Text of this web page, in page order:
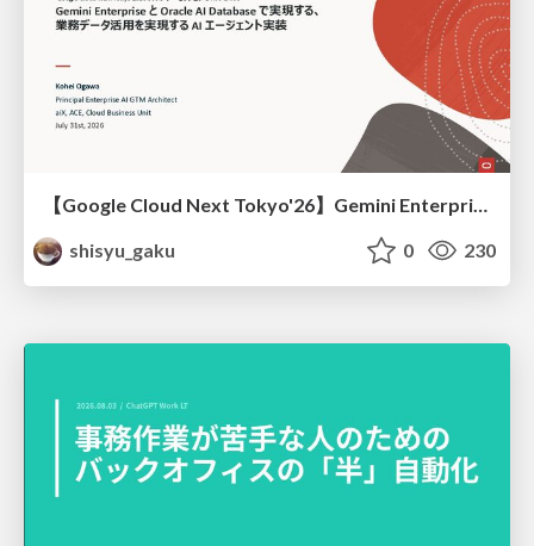
【Google Cloud Next Tokyo'26】Gemini Enterprise と Oracle AI Database で実現する、 業務データ活用を実現する AI エージェント実装
shisyu_gaku
0 230